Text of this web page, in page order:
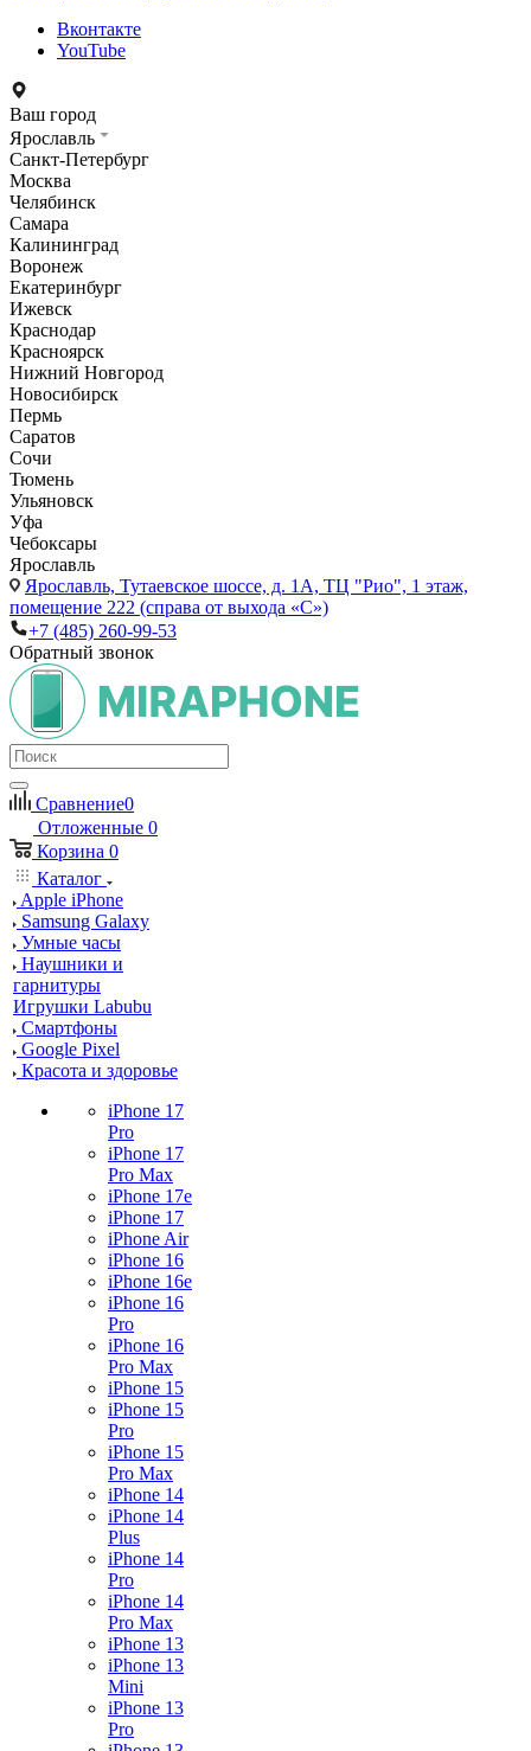
Вконтакте
YouTube
Ваш город
Ярославль
Санкт-Петербург
Москва
Челябинск
Самара
Калининград
Воронеж
Екатеринбург
Ижевск
Краснодар
Красноярск
Нижний Новгород
Новосибирск
Пермь
Саратов
Сочи
Тюмень
Ульяновск
Уфа
Чебоксары
Ярославль
Ярославль, Тутаевское шоссе, д. 1А, ТЦ "Рио", 1 этаж,
помещение 222 (справа от выхода «С»)
+7 (485) 260-99-53
Обратный звонок
Сравнение0
Отложенные 0
Корзина 0
Каталог
Apple iPhone
Samsung Galaxy
Умные часы
Наушники и
гарнитуры
Игрушки Labubu
Смартфоны
Google Pixel
Красота и здоровье
iPhone 17
Pro
iPhone 17
Pro Max
iPhone 17e
iPhone 17
iPhone Air
iPhone 16
iPhone 16e
iPhone 16
Pro
iPhone 16
Pro Max
iPhone 15
iPhone 15
Pro
iPhone 15
Pro Max
iPhone 14
iPhone 14
Plus
iPhone 14
Pro
iPhone 14
Pro Max
iPhone 13
iPhone 13
Mini
iPhone 13
Pro